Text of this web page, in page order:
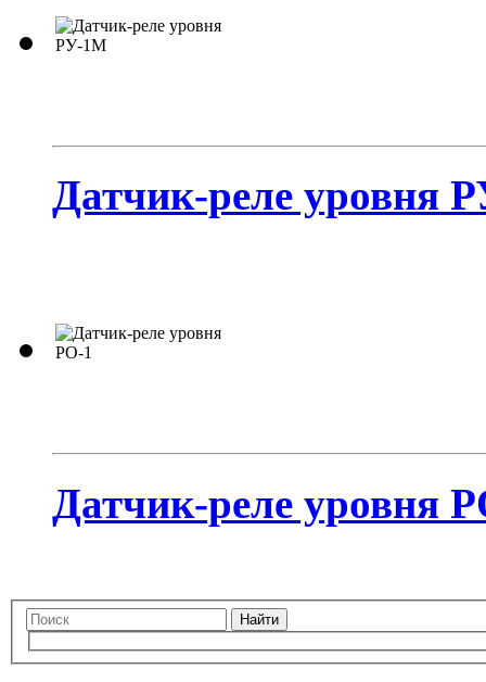
Датчик-реле уровня
Датчик-реле уровня
Найти